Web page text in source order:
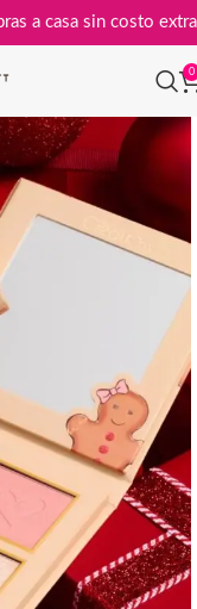
a casa sin costo
0